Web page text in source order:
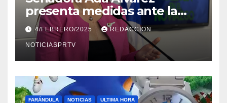
presenta medidas ante la
violencia en el noviazgo
4/FEBRERO/2025 REDACCION
NOTICIASPRTV
FARÁNDULA NOTICIAS ULTIMA HORA